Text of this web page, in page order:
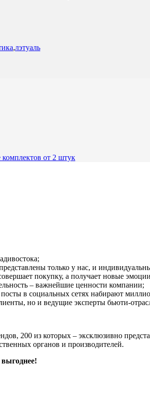
,лэтуаль
от 2 штук
только у нас, и
покупку, а получает новые
– важнейшие ценности компании;
в социальных сетях набирают
но и ведущие эксперты бьюти-
200 из которых – эксклюзивно
органов и производителей.